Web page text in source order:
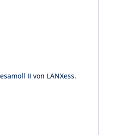
II von LANXess.